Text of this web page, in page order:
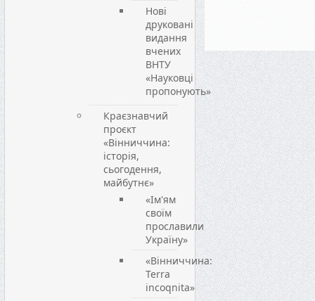
Нові
друковані
видання
вчених
ВНТУ
«Науковці
пропонують»
Краєзнавчий
проєкт
«Вінниччина:
історія,
сьогодення,
майбутнє»
«Ім'ям
своїм
прославили
Україну»
«Вінниччина:
Terra
incoqnita»